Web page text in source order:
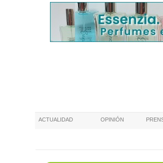
ACTUALIDAD OPINIÓN